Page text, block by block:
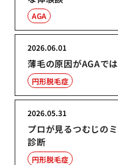
AGA
薄毛の原因がAGAで
2026.06.01
円形脱毛症
プロが見るつむじの
診断
2026.05.31
円形脱毛症